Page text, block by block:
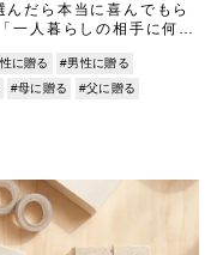
だら本当に喜んでもら
一人暮らしの相手に何が
に贈る
#男性に贈る
#母に贈る #父に贈る